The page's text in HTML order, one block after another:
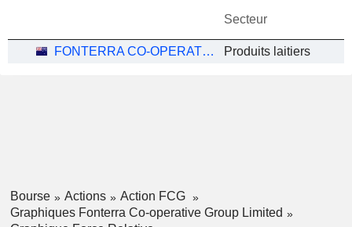
Secteur
FONTERRA CO-OPERATIVE GROUP LIMITED Produits laitiers
Bourse Actions
Action FCG
Graphiques Fonterra Co-operative Group Limited